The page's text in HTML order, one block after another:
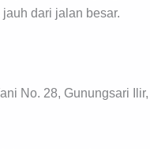
dari jalan besar.
No. 28, Gunungsari